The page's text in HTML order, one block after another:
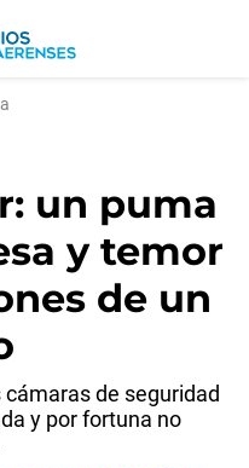
un puma
y temor
de un
de seguridad
y por fortuna no